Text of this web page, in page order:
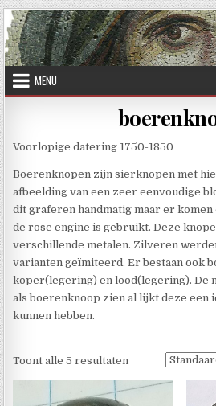
Skip to content
MENU
Voorlopige datering 1750-1850
Boerenknopen zijn sierknopen met
afbeelding van een zeer eenvoudige
dit graferen handmatig maar er
de rose engine is gebruikt. Deze
verschillende metalen. Zilveren
varianten geïmiteerd. Er bestaan ook
koper(legering) en lood(legering). De
als boerenknoop zien al lijkt deze een
kunnen hebben.
Toont alle 5 resultaten